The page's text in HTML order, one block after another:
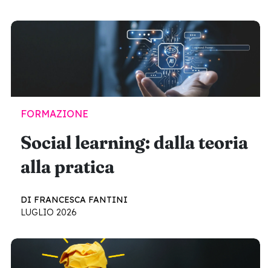
FORMAZIONE
Social learning: dalla teoria
alla pratica
DI FRANCESCA FANTINI
LUGLIO 2026